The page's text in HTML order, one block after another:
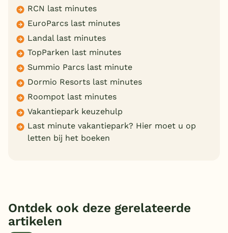
RCN last minutes
EuroParcs last minutes
Landal last minutes
TopParken last minutes
Summio Parcs last minute
Dormio Resorts last minutes
Roompot last minutes
Vakantiepark keuzehulp
Last minute vakantiepark? Hier moet u op
letten bij het boeken
Ontdek ook deze gerelateerde
artikelen